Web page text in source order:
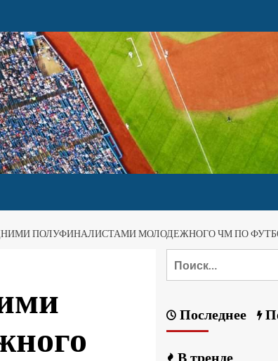
ПОЛУФИНАЛИСТАМИ МОЛОДЕЖНОГО ЧМ ПО
Последнее
В тренде